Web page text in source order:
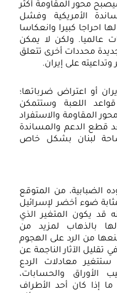
المقاومة أكثر
وفشل
كبيرا وانعكاسا
ولكن لا يمكن
أخرى تتعلق
على إيران.
اعتراض ضرباتها؛
اللعبة وستتمكن
والاستفراد
الدعم والمساندة
بشكل خاص
من المتوقع
أخضر لإسرائيل
المتغير الذي
لمزيد من
الرد على الهجوم
الآثار الناجمة عن
معادلات الردع
والحسابات،
كان أحد الأطراف